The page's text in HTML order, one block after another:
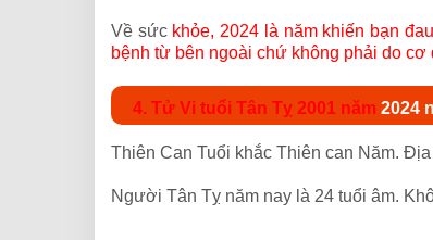
Về sứckhỏe, 2024 là năm khiến bạn
bệnh từ bên ngoài chứ không phải do cơ
4. Tử Vi tuổi Tân Tỵ 2001 năm 2024
Thiên Can Tuổi khắc Thiên can Năm.
Người Tân Tỵ năm nay là 24 tuổi âm.